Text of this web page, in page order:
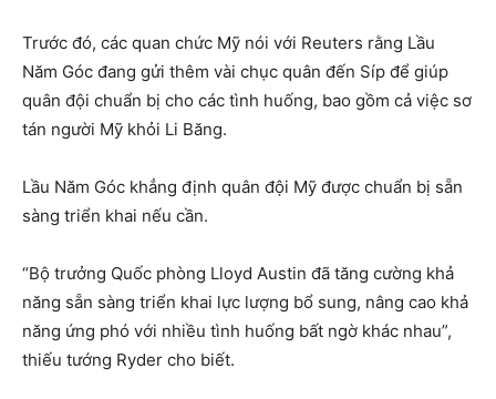
Trước đó, các quan chức Mỹ nói với Reuters rằng Lầu
Năm Góc đang gửi thêm vài chục quân đến Síp để giúp
quân đội chuẩn bị cho các tình huống, bao gồm cả việc sơ
tán người Mỹ khỏi Li Băng.
Lầu Năm Góc khẳng định quân đội Mỹ được chuẩn bị sẵn
sàng triển khai nếu cần.
“Bộ trưởng Quốc phòng Lloyd Austin đã tăng cường khả
năng sẵn sàng triển khai lực lượng bổ sung, nâng cao khả
năng ứng phó với nhiều tình huống bất ngờ khác nhau”,
thiếu tướng Ryder cho biết.